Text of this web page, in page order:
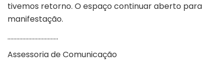
tivemos retorno. O espaço continuar aberto para
manifestação.
…………………………….
Assessoria de Comunicação